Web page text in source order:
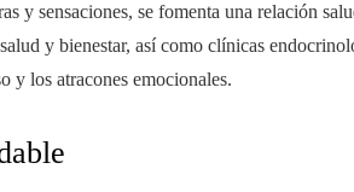
y sensaciones, se fomenta una relación
y bienestar, así como clínicas
y los atracones emocionales.